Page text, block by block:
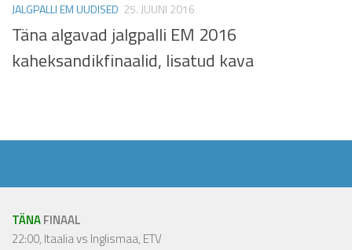
JALGPALLI EM UUDISED 25. JUUNI 2016
Täna algavad jalgpalli EM 2016
kaheksandikfinaalid, lisatud kava
TÄNAFINAAL
22:00, Itaalia vs Inglismaa, ETV